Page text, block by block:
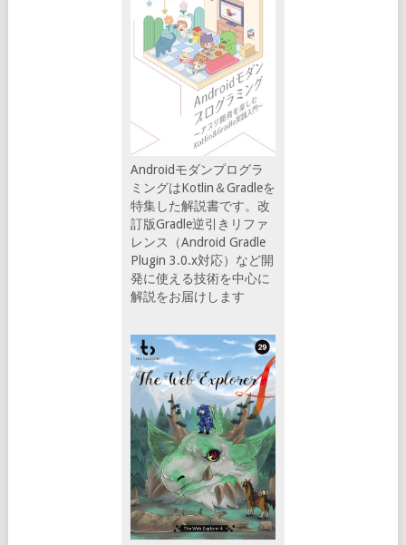
Androidモダンプログラ
ミングはKotlin＆Gradleを
特集した解説書です。改
訂版Gradle逆引きリファ
レンス（Android Gradle
Plugin 3.0.x対応）など開
発に使える技術を中心に
解説をお届けします